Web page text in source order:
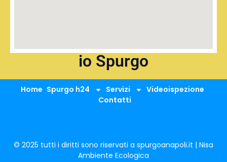
io Spurgo
Home Spurgo h24 Servizi
Videoispezione
Contatti
© 2025 tutti i diritti sono riservati a spurgoanapoli.it | Nisa
Ambiente Ecologica